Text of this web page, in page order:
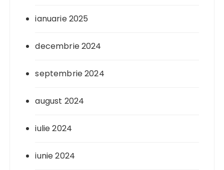
ianuarie 2025
decembrie 2024
septembrie 2024
august 2024
iulie 2024
iunie 2024